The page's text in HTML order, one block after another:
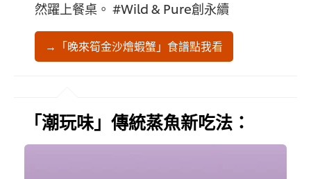
然躍上餐桌。 #Wild & Pure創永續
→「晚來筍金沙燴蝦蟹」食譜點我看
「潮玩味」傳統蒸魚新吃法：